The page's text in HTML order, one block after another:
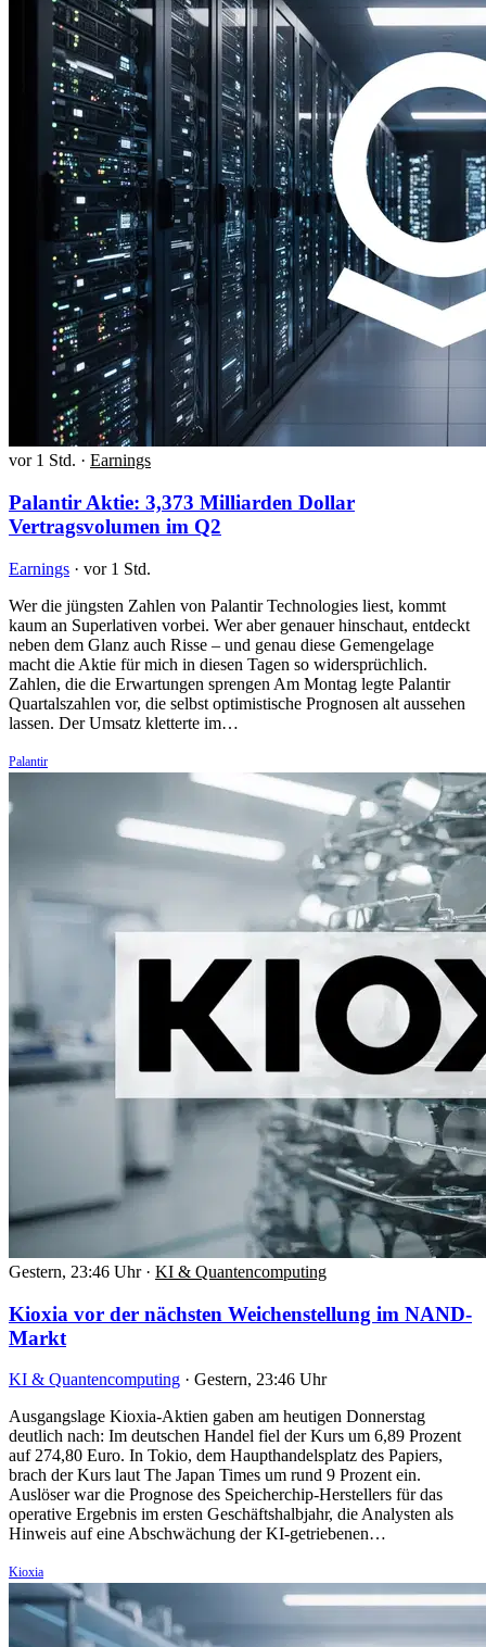
vor 1 Std. · Earnings
Palantir Aktie: 3,373 Milliarden Dollar
Vertragsvolumen im Q2
Earnings · vor 1 Std.
Wer die jüngsten Zahlen von Palantir Technologies liest, kommt
kaum an Superlativen vorbei. Wer aber genauer hinschaut, entdeckt
neben dem Glanz auch Risse – und genau diese Gemengelage
macht die Aktie für mich in diesen Tagen so widersprüchlich.
Zahlen, die die Erwartungen sprengen Am Montag legte Palantir
Quartalszahlen vor, die selbst optimistische Prognosen alt aussehen
lassen. Der Umsatz kletterte im…
Palantir
Gestern, 23:46 Uhr · KI & Quantencomputing
Kioxia vor der nächsten Weichenstellung im NAND-
Markt
KI & Quantencomputing · Gestern, 23:46 Uhr
Ausgangslage Kioxia-Aktien gaben am heutigen Donnerstag
deutlich nach: Im deutschen Handel fiel der Kurs um 6,89 Prozent
auf 274,80 Euro. In Tokio, dem Haupthandelsplatz des Papiers,
brach der Kurs laut The Japan Times um rund 9 Prozent ein.
Auslöser war die Prognose des Speicherchip-Herstellers für das
operative Ergebnis im ersten Geschäftshalbjahr, die Analysten als
Hinweis auf eine Abschwächung der KI-getriebenen…
Kioxia